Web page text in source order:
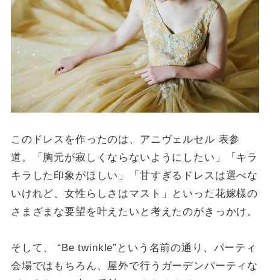
このドレスを作ったのは、アニヴェルセル 表参
道。「胸元が寂しくならないようにしたい」「キラ
キラした印象がほしい」「甘すぎるドレスは選べな
いけれど、女性らしさはマスト」といった花嫁様の
さまざまな要望を叶えたいと考えたのがきっかけ。
そして、 “Be twinkle”という名前の通り、パーティ
会場ではもちろん、屋外で行うガーデンパーティな